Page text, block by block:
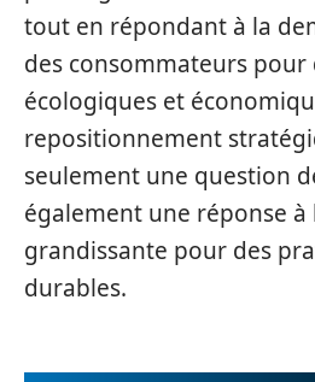
tout en répondant à la
des consommateurs pour
écologiques et
repositionnement
seulement une question
également une réponse à
grandissante pour des
durables.